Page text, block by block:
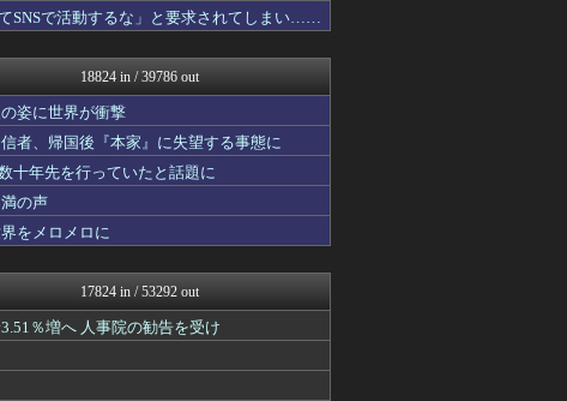
なんじぇいスタジアム＠なん...
修羅の華-家庭・生活まとめ
デジタルニューススレッド
コリアル
痛いニュース(ﾉ∀`)
【2ch】ニュー速クオリテ...
アルファルファモザイク＠ネ...
スロ板-RUSH
なんじぇいスタジアム＠なん...
日本第一！ニュース録
なんじぇいスタジアム＠なん...
SNSで活動するな」と要求されてしまい……
18824 in / 39786 out
姿に世界が衝撃
者、帰国後『本家』に失望する事態に
十年先を行っていたと話題に
の声
をメロメロに
17824 in / 53292 out
％増へ 人事院の勧告を受け